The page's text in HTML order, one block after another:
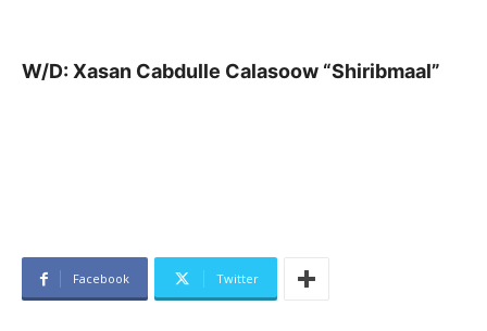
W/D: Xasan Cabdulle Calasoow “Shiribmaal”
Facebook Twitter